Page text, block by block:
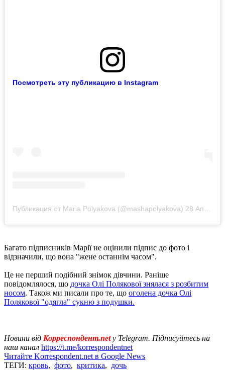
Посмотреть эту публикацию в Instagram
Публикация от Maria Polyakova (@mashapolyakova) 28 Апр 2020 в 10:47 PDT
Багато підписників Марії не оцінили підпис до фото і
відзначили, що вона "жене останнім часом".
Це не перший подібний знімок дівчини. Раніше
повідомлялося, що дочка Олі Полякової знялася з розбитим
носом. Також ми писали про те, що оголена дочка Олі
Полякової "одягла" сукню з подушки.
Новини від Корреспондент.net у Telegram. Підписуйтесь на
наш канал https://t.me/korrespondentnet
Читайте Korrespondent.net в Google News
ТЕГИ: кровь, фото, критика, дочь